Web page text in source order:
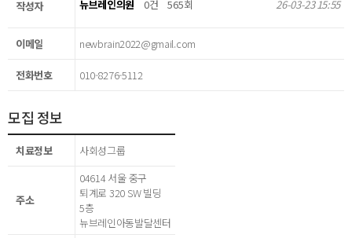
작성자 뉴브레인의원 0건 565회 26-03-23 15:55
이메일 newbrain2022@gmail.com
전화번호 010-8276-5112
모집 정보
치료정보 사회성그룹
주소
04614 서울 중구
퇴계로 320 SW 빌딩
5층
뉴브레인아동발달센터